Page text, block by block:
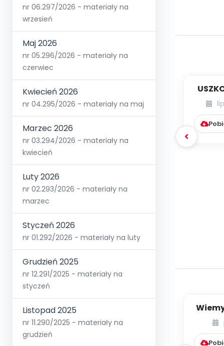
nr 06.297/2026 - materiały na
wrzesień
Maj 2026
nr 05.296/2026 - materiały na
czerwiec
Kwiecień 2026
nr 04.295/2026 - materiały na maj
Marzec 2026
nr 03.294/2026 - materiały na
kwiecień
Luty 2026
nr 02.293/2026 - materiały na
marzec
Styczeń 2026
nr 01.292/2026 - materiały na luty
Grudzień 2025
nr 12.291/2025 - materiały na
styczeń
Listopad 2025
nr 11.290/2025 - materiały na
grudzień
jak